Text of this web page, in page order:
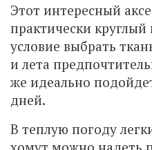
Этот интересный
практически
условие выбрать
и лета
же идеально
дней.
В теплую погоду